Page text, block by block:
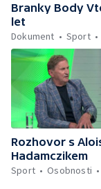
Branky Body
let
Dokument
Sport
Rozhovor s
Hadamczikem
Sport
Osobnosti